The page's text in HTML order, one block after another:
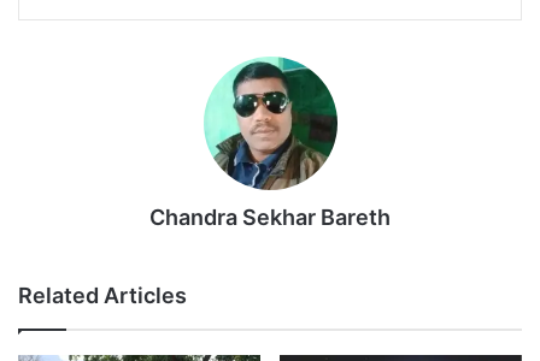
Chandra Sekhar Bareth
Related Articles